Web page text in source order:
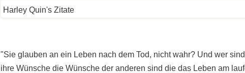
Harley Quin's Zitate
"Sie glauben an ein Leben nach dem Tod, nicht wahr? Und wer
ihre Wünsche die Wünsche der anderen sind die das Leben am